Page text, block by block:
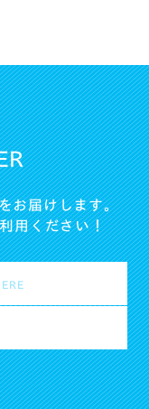
お届けします。
用ください！